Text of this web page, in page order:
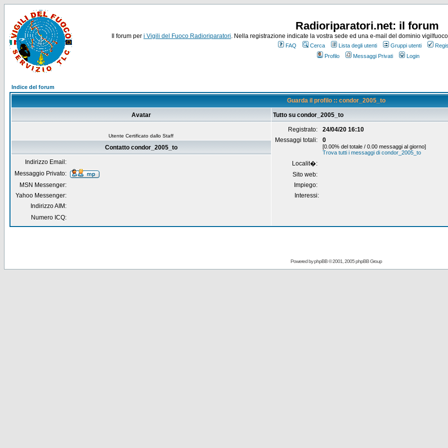
Radioriparatori.net: il forum
Il forum per i Vigili del Fuoco Radioriparatori. Nella registrazione indicate la vostra sede ed una e-mail del dominio
FAQ Cerca Lista degli utenti Gruppi utenti
Profilo
Messaggi Privati Login
Indice del forum
Guarda il profilo :: condor_2005_to
Avatar Tutto su condor_2005_to
Utente Certificato dallo Staff
Registrato:
24/04/20 16:10
Messaggi totali:
0
[0.00% del totale / 0.00 messaggi al giorno]
Trova tutti i messaggi di condor_2005_to
Localit�:
Sito web:
Impiego:
Interessi:
Contatto condor_2005_to
Indirizzo Email:
Messaggio Privato:
MSN Messenger:
Yahoo Messenger:
Indirizzo AIM:
Numero ICQ:
Powered byphpBB© 2001, 2005 phpBB Group